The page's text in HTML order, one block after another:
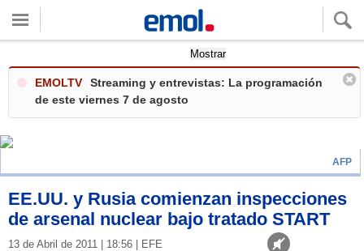
Mostrar
EMOLTV
Streaming y entrevistas: La programación
de este viernes 7 de agosto
AFP
EE.UU. y Rusia comienzan inspecciones
de arsenal nuclear bajo tratado START
13 de Abril de 2011 | 18:56 | EFE